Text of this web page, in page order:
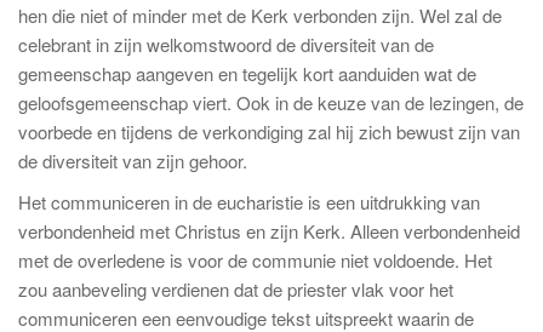
hen die niet of minder met de Kerk verbonden zijn. Wel zal de
celebrant in zijn welkomstwoord de diversiteit van de
gemeenschap aangeven en tegelijk kort aanduiden wat de
geloofsgemeenschap viert. Ook in de keuze van de lezingen, de
voorbede en tijdens de verkondiging zal hij zich bewust zijn van
de diversiteit van zijn gehoor.
Het communiceren in de eucharistie is een uitdrukking van
verbondenheid met Christus en zijn Kerk. Alleen verbondenheid
met de overledene is voor de communie niet voldoende. Het
zou aanbeveling verdienen dat de priester vlak voor het
communiceren een eenvoudige tekst uitspreekt waarin de